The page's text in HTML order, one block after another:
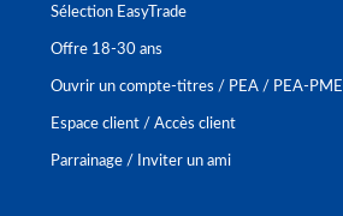
Sélection EasyTrade
Offre 18-30 ans
Ouvrir un compte-titres / PEA / PEA-PME
Espace client / Accès client
Parrainage / Inviter un ami